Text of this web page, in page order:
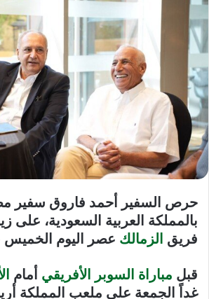
حرص السفير أحمد فاروق سفير
بالمملكة العربية السعودية، على
فريق الزمالك عصر اليوم الخميس
قبل مباراة السوبر الأفريقي أمام
غداً الجمعة على ملعب المملكة